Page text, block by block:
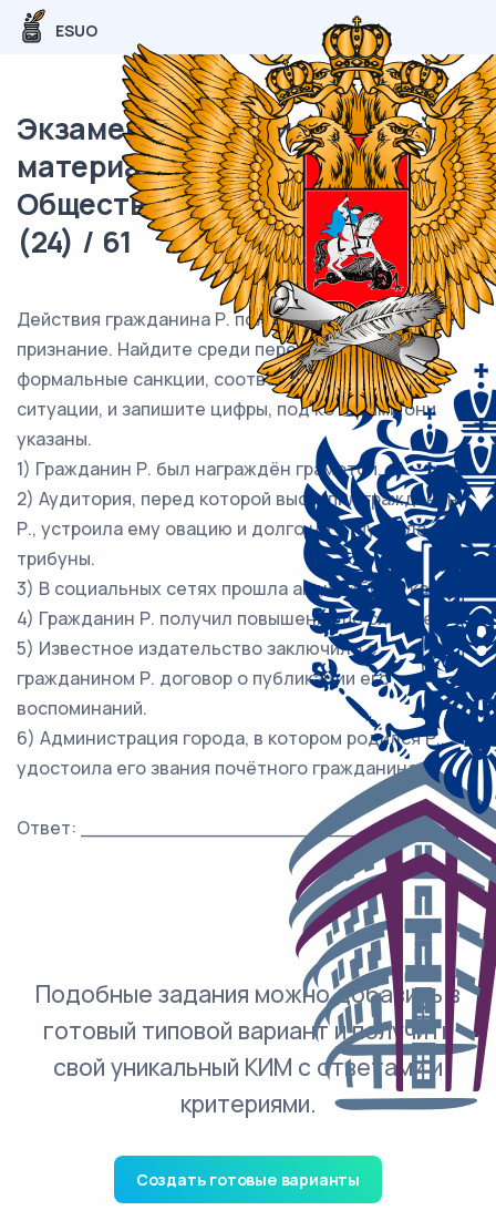
ESUO
Экзаменационный (типовой)
материал ЕГЭ /
Обществознание / 04 задание
(24) / 61
Действия гражданина Р. получили общественное
признание. Найдите среди перечисленного
формальные санкции, соответствующие данной
ситуации, и запишите цифры, под которыми они
указаны.
1) Гражданин Р. был награждён грамотой.
2) Аудитория, перед которой выступил гражданин
Р., устроила ему овацию и долго не отпускала с
трибуны.
3) В социальных сетях прошла акция «Будь, как Р.».
4) Гражданин Р. получил повышение по службе.
5) Известное издательство заключило с
гражданином Р. договор о публикации его
воспоминаний.
6) Администрация города, в котором родился Р.,
удостоила его звания почётного гражданина.
Ответ: ___________________________.
Подобные задания можно добавить в
готовый типовой вариант и получить
свой уникальный КИМ с ответами и
критериями.
Создать готовые варианты